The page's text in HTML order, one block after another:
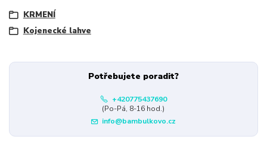
KRMENÍ
Kojenecké lahve
Potřebujete poradit?
+420775437690
(Po-Pá, 8-16 hod.)
info@bambulkovo.cz